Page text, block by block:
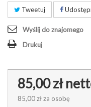
Tweetuj
Wyślij do znajomego
Drukuj
85,00 zł
85,00 złza osobę